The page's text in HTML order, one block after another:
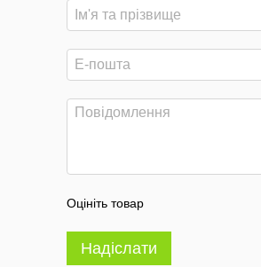
Оцініть товар
Надіслати